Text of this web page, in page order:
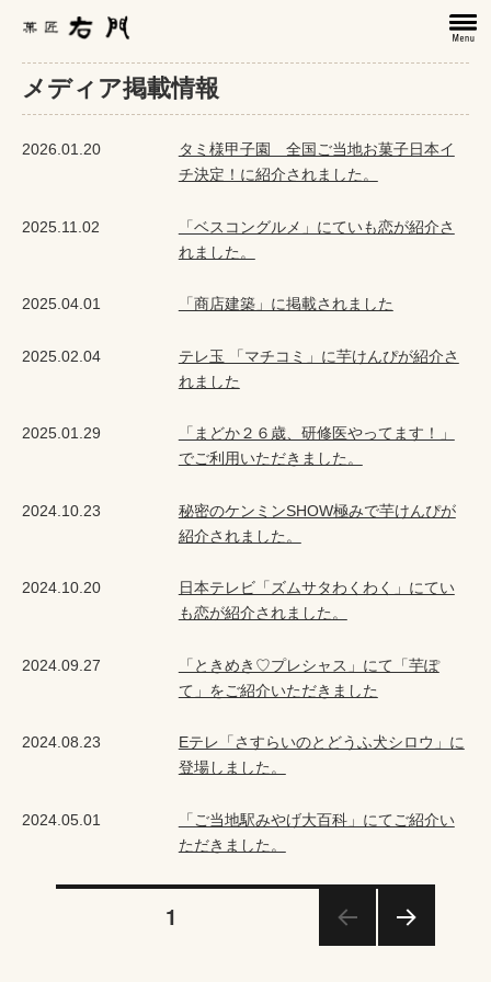
メディア掲載情報
2026.01.20
タミ様甲子園 全国ご当地お菓子日本イ
チ決定！に紹介されました。
2025.11.02
「ベスコングルメ」にていも恋が紹介さ
れました。
2025.04.01 「商店建築」に掲載されました
2025.02.04
テレ玉 「マチコミ」に芋けんぴが紹介さ
れました
2025.01.29
「まどか２６歳、研修医やってます！」
でご利用いただきました。
2024.10.23
秘密のケンミンSHOW極みで芋けんぴが
紹介されました。
2024.10.20
日本テレビ「ズムサタわくわく」にてい
も恋が紹介されました。
2024.09.27
「ときめき♡プレシャス」にて「芋ぽ
て」をご紹介いただきました
2024.08.23
Eテレ「さすらいのとどうふ犬シロウ」に
登場しました。
2024.05.01
「ご当地駅みやげ大百科」にてご紹介い
ただきました。
1